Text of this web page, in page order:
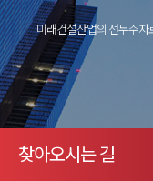
미래건설산업의 선두주자
찾아오시는 길